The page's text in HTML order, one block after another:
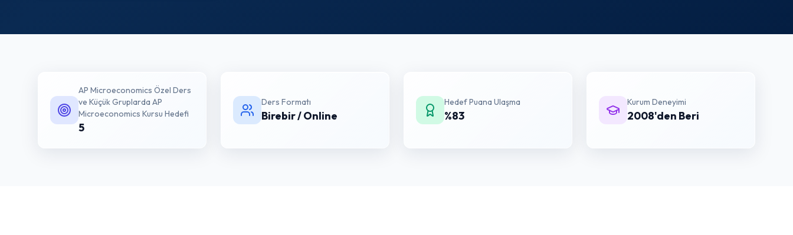
AP Microeconomics Özel Ders
ve Küçük Gruplarda AP
Microeconomics Kursu Hedefi
5
Ders Formatı
Birebir / Online
Hedef Puana Ulaşma
%83
Kurum Deneyimi
2008'den Beri